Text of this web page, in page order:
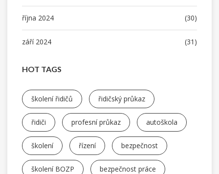
října 2024 (30)
září 2024 (31)
HOT TAGS
školení řidičů řidičský průkaz
řidiči profesní průkaz autoškola
školení řízení bezpečnost
školení BOZP bezpečnost práce